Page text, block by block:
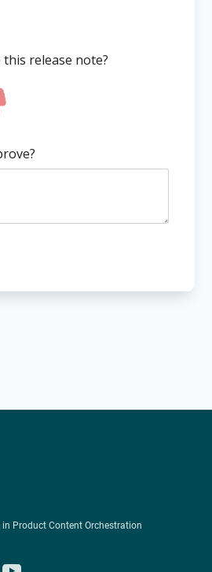
release note?
Product Content Orchestration